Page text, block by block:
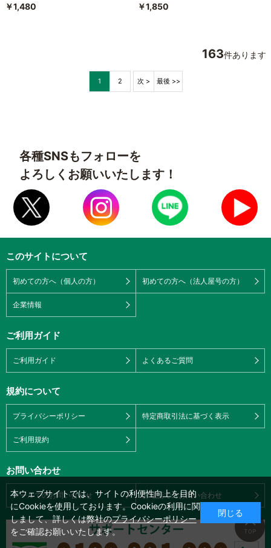
￥1,480 ￥1,850
163件あります
1 2 次 > 最後 >>
各種SNSもフォローを
よろしくお願いいたします！
このサイトについて
初めての方へ（個人の方） 初めての方へ（法人屋号の方）
企業情報
ご利用ガイド
ご利用ガイド よくあるご質問
規約について
プライバシーポリシー 特定商取引法に基づく表示
ご利用規約
お問い合わせ
メールでのお問い合わせ お電話でのお問い合わせ
本ウェブサイトでは、サイトの利便性向上を目的
にCookieを使用しております。Cookieの利用に関
しまして、詳しくは弊社のプライバシーポリシー
をご確認お願いいたします。
閉じる